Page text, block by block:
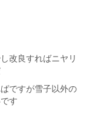
改良すればニヤリ
ですが雪子以外の
す